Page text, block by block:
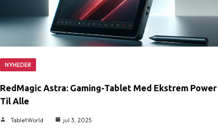
NYHEDER
RedMagic Astra: Gaming-Tablet Med Ekstrem Power
Til Alle
TabletWorld jul 3, 2025